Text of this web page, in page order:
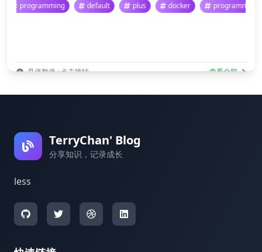
programming default plus docker
悬停暂停 · 点击跳转 查看全部
TerryChan' Blog
分享知识，记录成长
less